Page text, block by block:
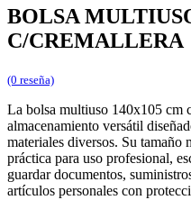
BOLSA
C/CREMALLERA
(0 reseña)
La bolsa multiuso 140x105 cm
almacenamiento versátil
materiales diversos. Su tamaño
práctica para uso profesional,
guardar documentos,
artículos personales con